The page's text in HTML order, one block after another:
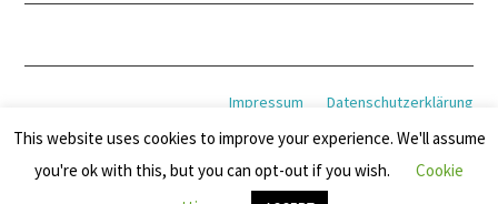
Datenschutzerklärung
Impressum
© 2026 MOTORFUTURE. ALLE RECHTE VORBEHALTEN.
This website uses cookies to improve your experience. We'll assume
you're ok with this, but you can opt-out if you wish.
Cookie